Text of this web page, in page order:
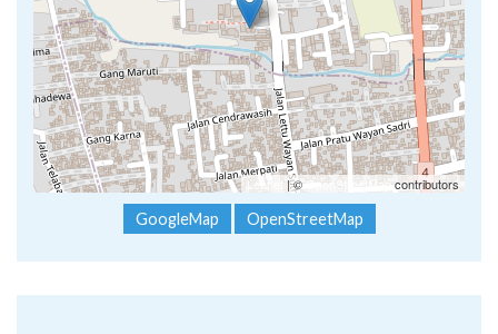
Leaflet | ©OpenStreetMap contributors
GoogleMap OpenStreetMap